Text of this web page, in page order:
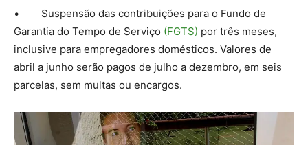
• Suspensão das contribuições para o Fundo de
Garantia do Tempo de Serviço (FGTS) por três meses,
inclusive para empregadores domésticos. Valores de
abril a junho serão pagos de julho a dezembro, em seis
parcelas, sem multas ou encargos.